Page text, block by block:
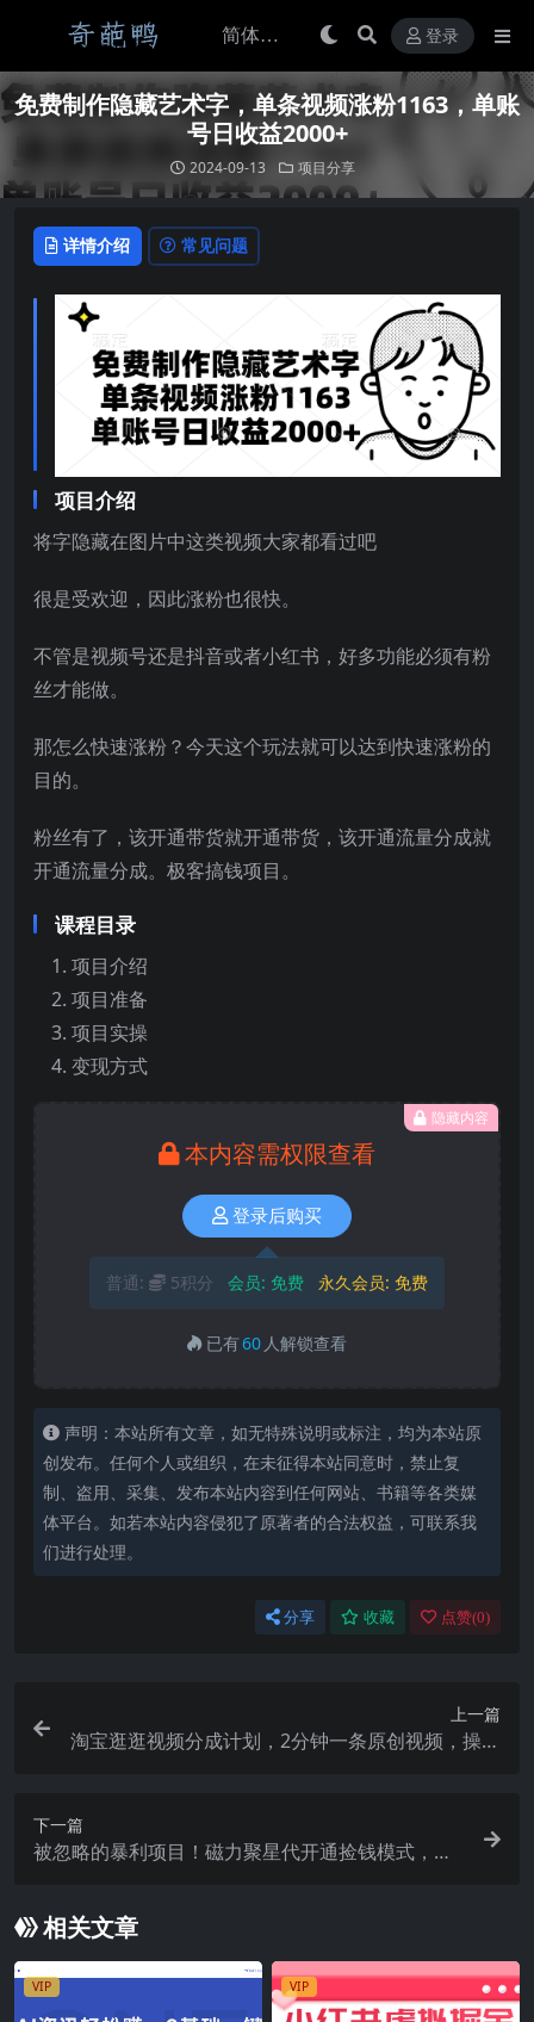
登录
免费制作隐藏艺术字，单条视频涨粉1163，单账
号日收益2000+
2024-09-13 项目分享
详情介绍 常见问题
项目介绍
将字隐藏在图片中这类视频大家都看过吧
很是受欢迎，因此涨粉也很快。
不管是视频号还是抖音或者小红书，好多功能必须有粉
丝才能做。
那怎么快速涨粉？今天这个玩法就可以达到快速涨粉的
目的。
粉丝有了，该开通带货就开通带货，该开通流量分成就
开通流量分成。极客搞钱项目。
课程目录
项目介绍
项目准备
项目实操
变现方式
隐藏内容
本内容需权限查看
登录后购买
普通: 5积分 会员: 免费 永久会员: 免费
已有60 人解锁查看
声明：本站所有文章，如无特殊说明或标注，均为本站原
创发布。任何个人或组织，在未征得本站同意时，禁止复
制、盗用、采集、发布本站内容到任何网站、书籍等各类媒
体平台。如若本站内容侵犯了原著者的合法权益，可联系我
们进行处理。
分享 收藏 点赞(0)
上一篇
淘宝逛逛视频分成计划，2分钟一条原创视频，操作
下一篇
被忽略的暴利项目！磁力聚星代开通捡钱模式，轻
相关文章
VIP VIP